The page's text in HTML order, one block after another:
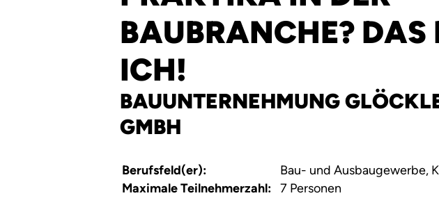
BAUBRANCHE? DAS
ICH!
BAUUNTERNEHMUNG
GMBH
Berufsfeld(er):
Bau- und Ausbaugewerbe,
Maximale Teilnehmerzahl: 7 Personen